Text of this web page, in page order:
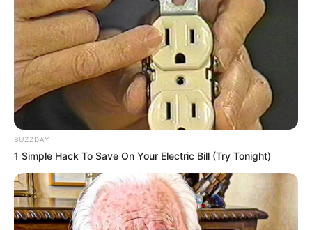
BUZZDAY
1 Simple Hack To Save On Your Electric Bill (Try Tonight)